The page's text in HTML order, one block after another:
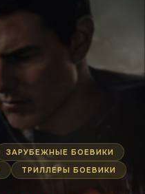
ЗАРУБЕЖНЫЕ БОЕВИКИ
ТРИЛЛЕРЫ БОЕВИКИ